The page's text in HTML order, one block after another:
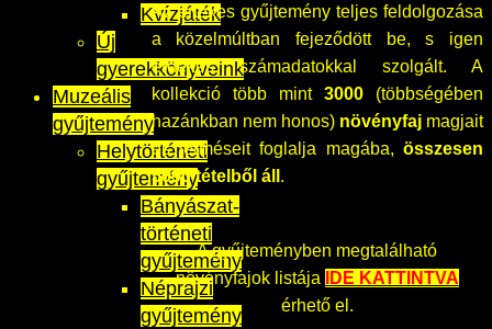
Kvízjáték
Új
gyerekkönyveink
Muzeális
gyűjtemény
Helytörténeti
gyűjtemény
Bányászat-
történeti
gyűjtemény
Néprajzi
gyűjtemény
Az értékes gyűjtemény teljes feldolgozása
a közelmúltban fejeződött be, s igen
érdekes számadatokkal szolgált. A
kollekció több mint 3000(többségében
hazánkban nem honos) növényfajmagjait
és terméseit foglalja magába, összesen
5090 tételből áll .
A gyűjteményben megtalálható
növényfajok listája
IDE KATTINTVA
érhető el.